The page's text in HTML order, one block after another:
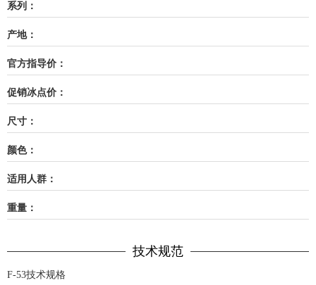
系列：
产地：
官方指导价：
促销冰点价：
尺寸：
颜色：
适用人群：
重量：
技术规范
F-53技术规格